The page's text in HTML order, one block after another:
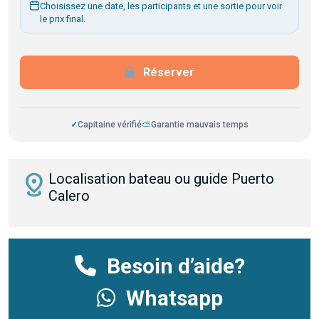
Choisissez une date, les participants et une sortie pour voir
le prix final.
Réserver
✓Capitaine vérifié⛅Garantie mauvais temps
distance Localisation bateau ou guide Puerto
Calero
Besoin d’aide?
Whatsapp